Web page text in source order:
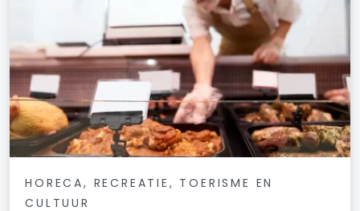
HORECA, RECREATIE, TOERISME EN
CULTUUR